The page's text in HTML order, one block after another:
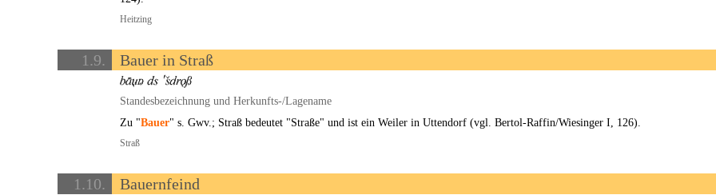
Heitzing
1.9. Bauer in Straß
Standesbezeichnung und Herkunfts-/Lagename
Zu "Bauer" s. Gwv.; Straß bedeutet "Straße" und ist ein Weiler in Uttendorf (vgl. Bertol-Raffin/Wiesinger I, 126).
Straß
1.10. Bauernfeind